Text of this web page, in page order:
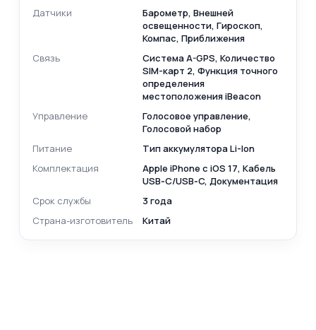
Датчики
Барометр, Внешней
освещенности, Гироскоп,
Компас, Приближения
Связь
Cистема A-GPS, Количество
SIM-карт 2, Функция точного
определения
местоположения iBeacon
Управление
Голосовое управление,
Голосовой набор
Питание
Тип аккумулятора Li-Ion
Комплектация
Apple iPhone с iOS 17, Кабель
USB‑C/USB‑C, Документация
Срок службы
3 года
Страна-изготовитель
Китай